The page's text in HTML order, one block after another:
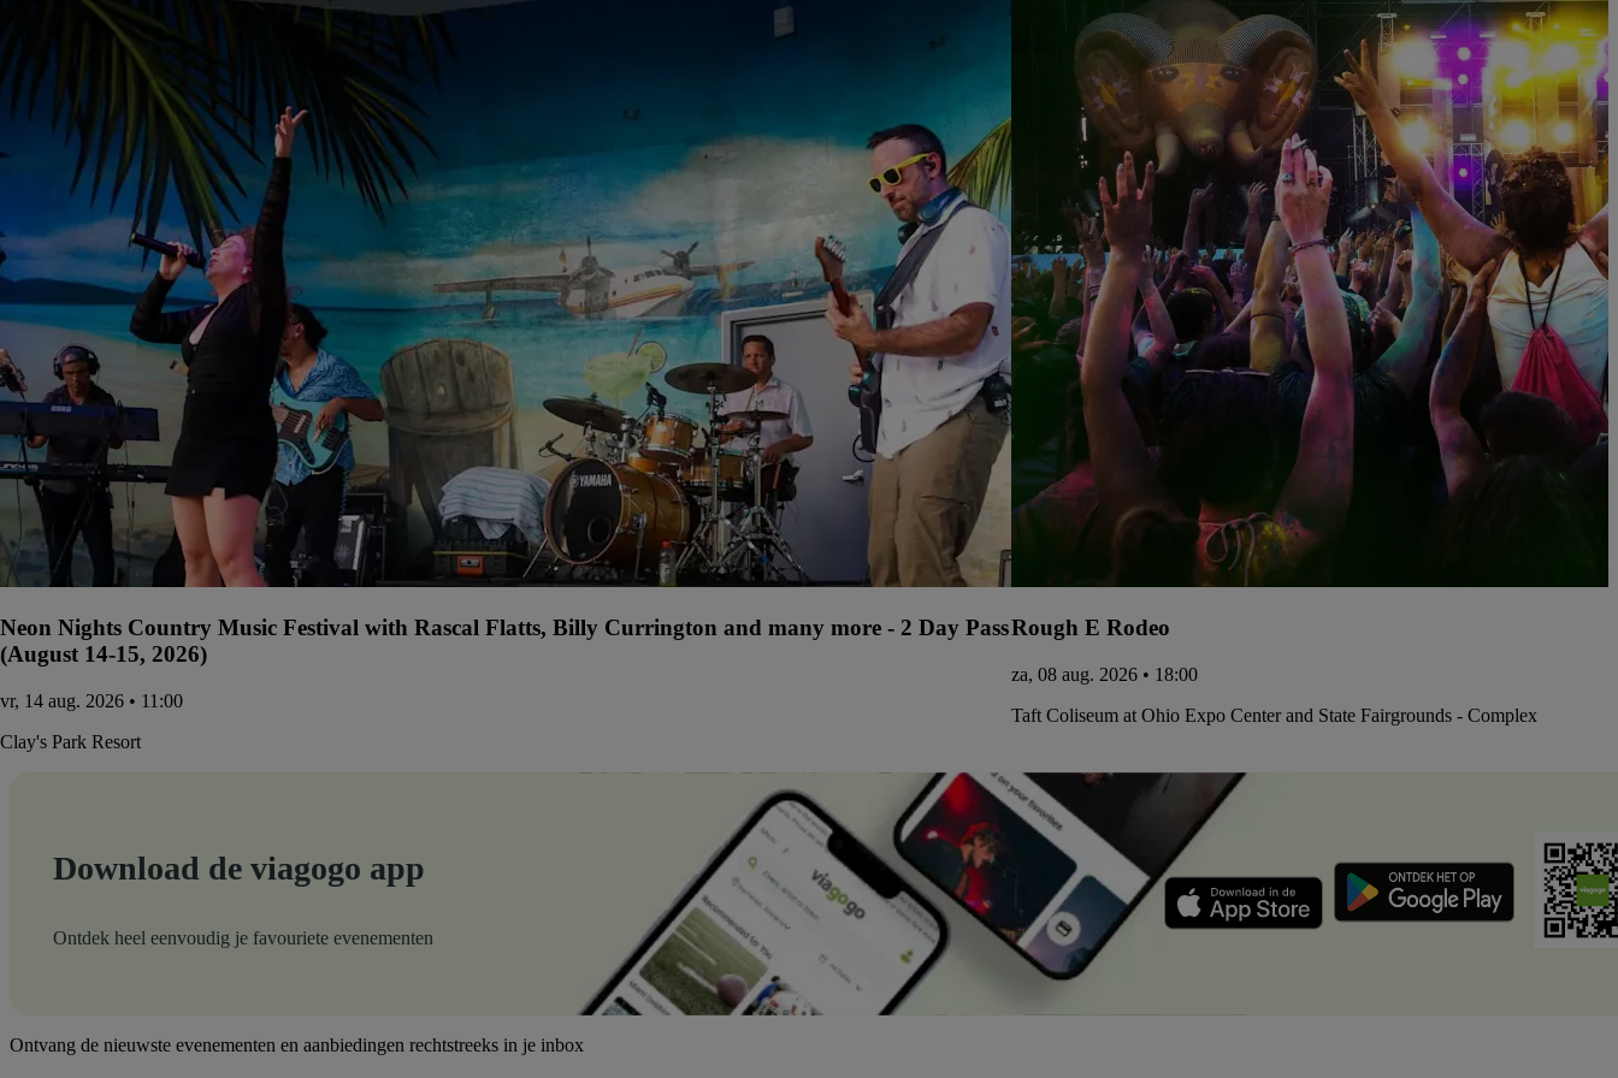
Neon Nights Country Music Festival with Rascal Flatts, Billy Currington and many more - 2 Day Pass
(August 14-15, 2026)
vr, 14 aug. 2026 • 11:00
Clay's Park Resort
Rough E Rodeo
za, 08 aug. 2026 • 18:00
Taft Coliseum at Ohio Expo Center and State Fairgrounds - Complex
Download de viagogo app
Ontdek heel eenvoudig je favouriete evenementen
Ontvang de nieuwste evenementen en aanbiedingen rechtstreeks in je inbox